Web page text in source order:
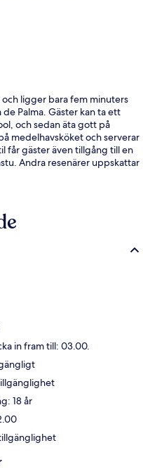
och ligger bara fem minuters
Palma. Gäster kan ta ett
och sedan äta gott på
medelhavsköket och serverar
får gäster även tillgång till en
Andra resenärer uppskattar
in fram till: 03.00.
18 år